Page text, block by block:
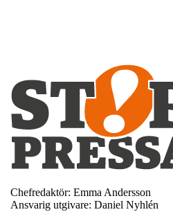
Chefredaktör: Emma Andersson
Ansvarig utgivare: Daniel Nyhlén